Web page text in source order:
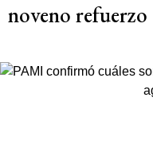
noveno refuerzo